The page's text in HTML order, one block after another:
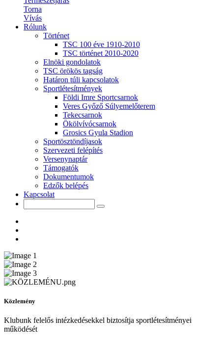
Torna
Vívás
Rólunk
Történet
TSC 100 éve 1910-2010
TSC történet 2010-2020
Elnöki gondolatok
TSC örökös tagság
Határon túli kapcsolatok
Sportlétesítmények
Földi Imre Sportcsarnok
Veres Győző Súlyemelőterem
Tekecsarnok
Ökölvívócsarnok
Grosics Gyula Stadion
Sportösztöndíjasok
Szervezeti felépítés
Versenynaptár
Támogatók
Dokumentumok
Edzők belépés
Kapcsolat
Közlemény
Klubunk felelős intézkedésekkel biztosítja sportlétesítményei
működését